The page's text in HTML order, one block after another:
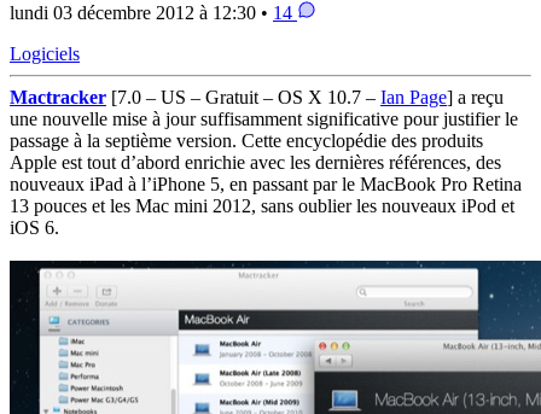
lundi 03 décembre 2012 à 12:30 • 14
Logiciels
Mactracker [7.0 – US – Gratuit – OS X 10.7 – Ian Page] a reçu
une nouvelle mise à jour suffisamment significative pour justifier le
passage à la septième version. Cette encyclopédie des produits
Apple est tout d’abord enrichie avec les dernières références, des
nouveaux iPad à l’iPhone 5, en passant par le MacBook Pro Retina
13 pouces et les Mac mini 2012, sans oublier les nouveaux iPod et
iOS 6.